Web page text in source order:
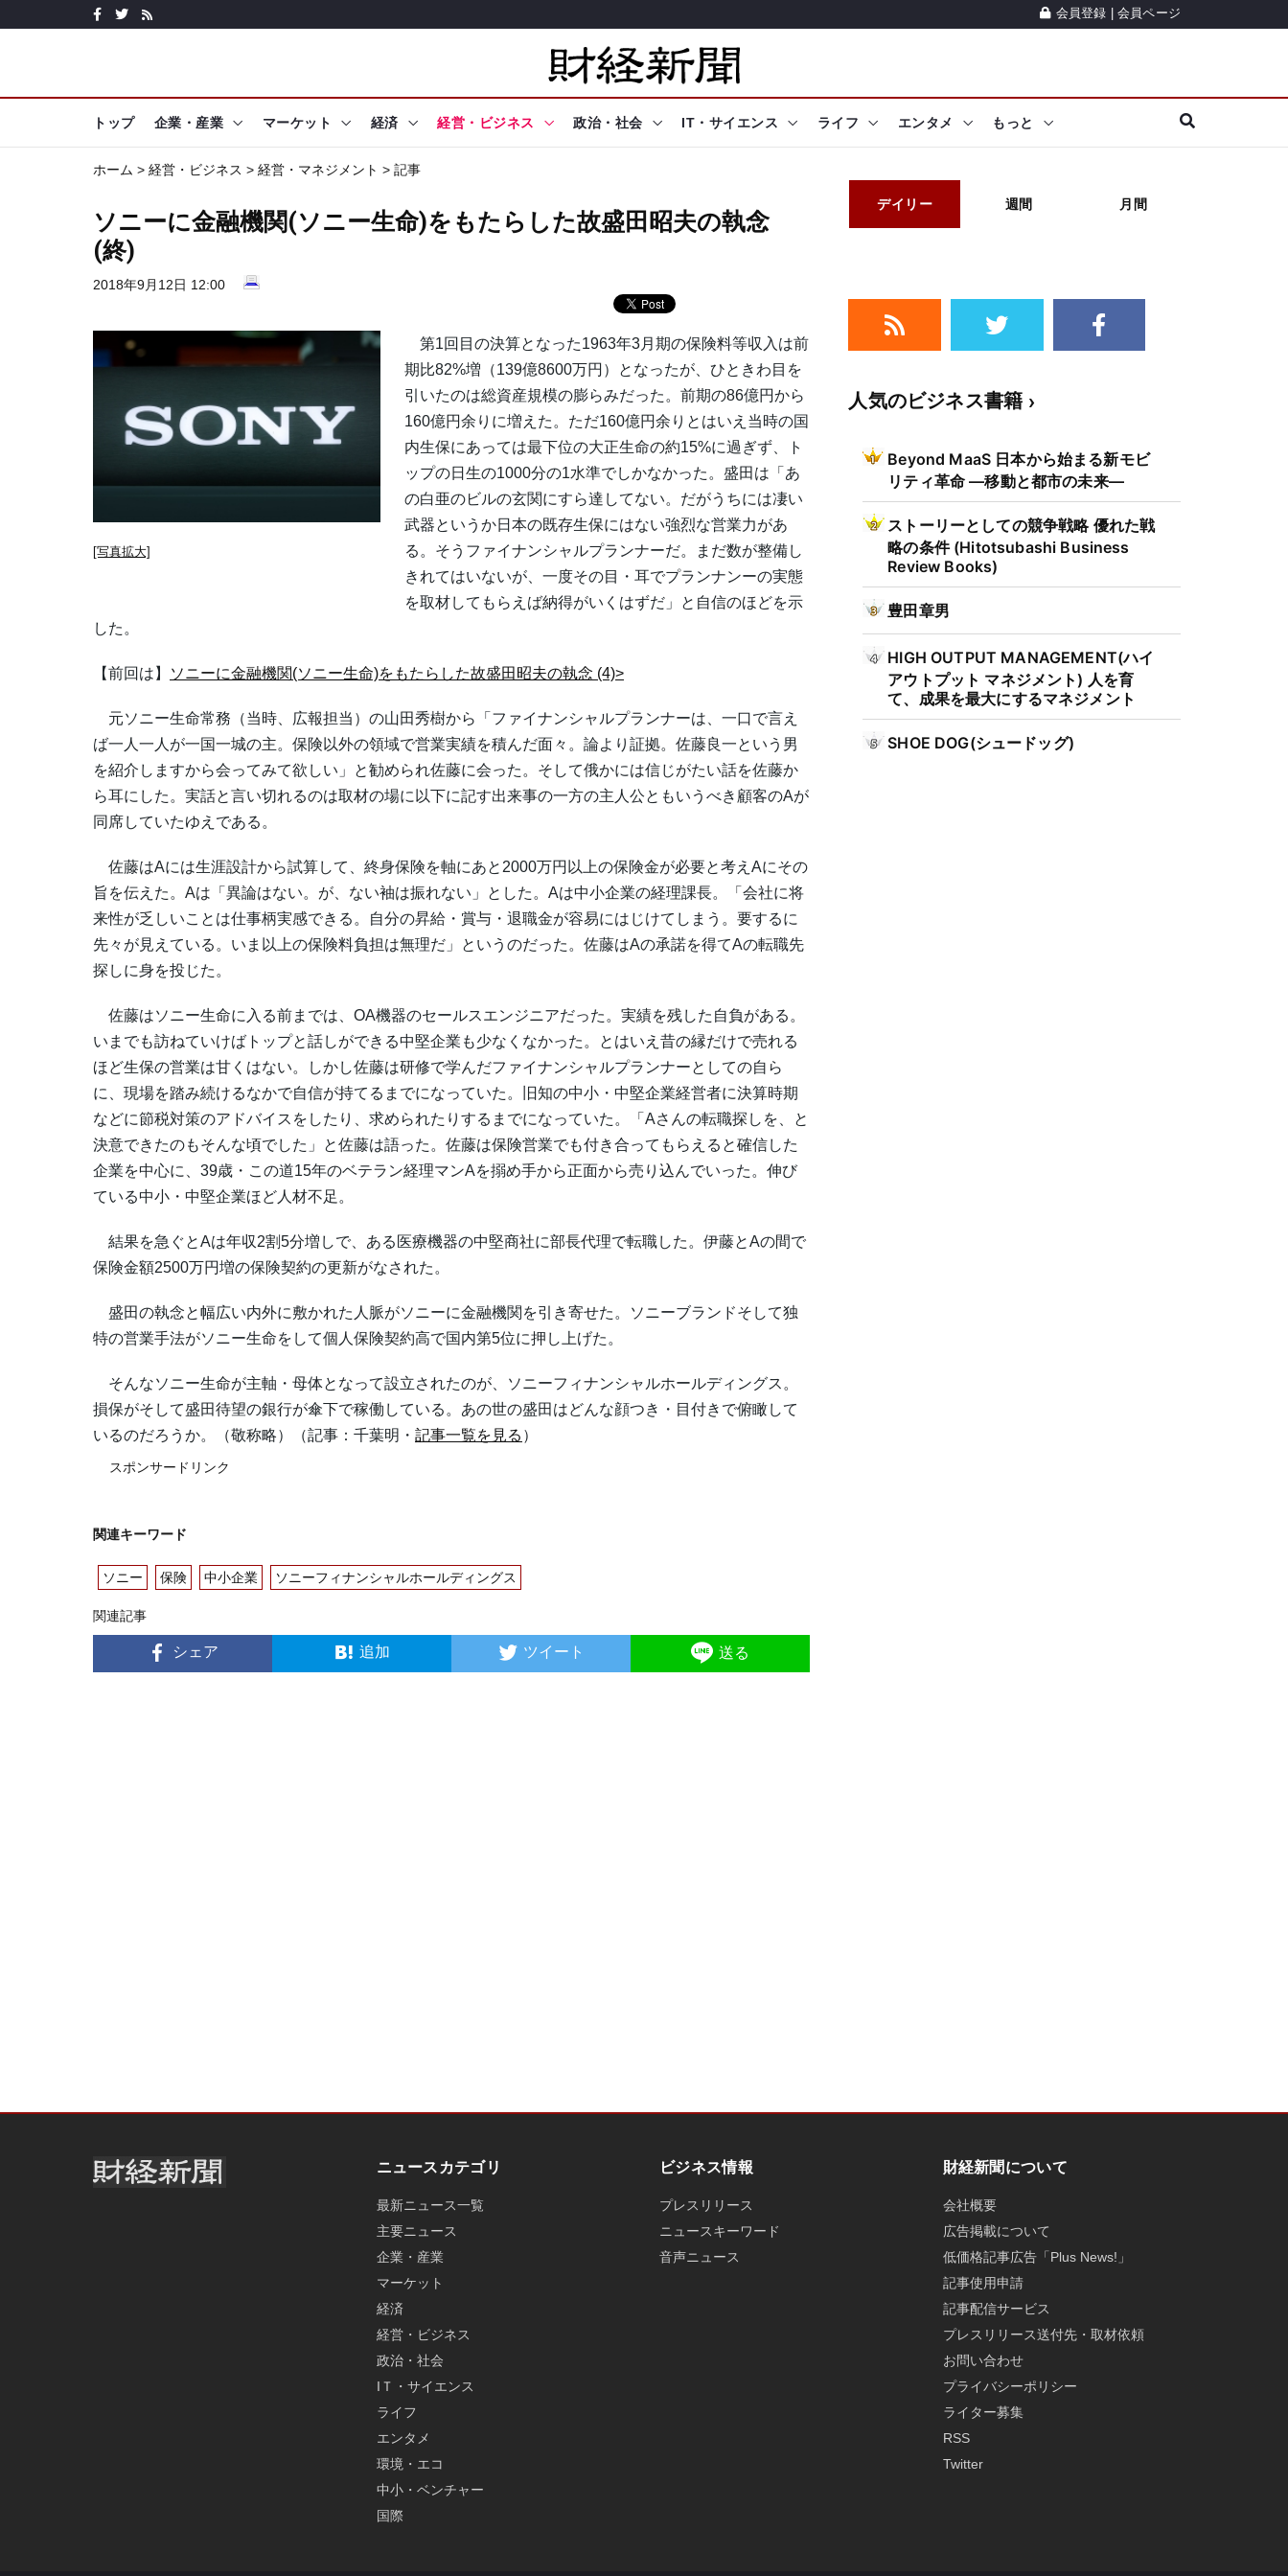
会員登録 会員ページ
トップ 企業・産業 マーケット 経済 経営・ビジネス 政治・社会 IT・サイエンス ライフ エンタメ もっと
ホーム > 経営・ビジネス > 経営・マネジメント > 記事
ソニーに金融機関(ソニー生命)をもたらした故盛田昭夫の執念
(終)
2018年9月12日 12:00
[写真拡大]
第1回目の決算となった1963年3月期の保険料等収入は前
期比82%増（139億8600万円）となったが、ひときわ目を
引いたのは総資産規模の膨らみだった。前期の86億円から
160億円余りに増えた。ただ160億円余りとはいえ当時の国
内生保にあっては最下位の大正生命の約15%に過ぎず、ト
ップの日生の1000分の1水準でしかなかった。盛田は「あ
の白亜のビルの玄関にすら達してない。だがうちには凄い
武器というか日本の既存生保にはない強烈な営業力があ
る。そうファイナンシャルプランナーだ。まだ数が整備し
きれてはいないが、一度その目・耳でプランナンーの実態
を取材してもらえば納得がいくはずだ」と自信のほどを示
した。
【前回は】 ソニーに金融機関(ソニー生命)をもたらした故盛田昭夫の執念 (4)>
元ソニー生命常務（当時、広報担当）の山田秀樹から「ファイナンシャルプランナーは、一口で言え
ば一人一人が一国一城の主。保険以外の領域で営業実績を積んだ面々。論より証拠。佐藤良一という男
を紹介しますから会ってみて欲しい」と勧められ佐藤に会った。そして俄かには信じがたい話を佐藤か
ら耳にした。実話と言い切れるのは取材の場に以下に記す出来事の一方の主人公ともいうべき顧客のAが
同席していたゆえである。
佐藤はAには生涯設計から試算して、終身保険を軸にあと2000万円以上の保険金が必要と考えAにその
旨を伝えた。Aは「異論はない。が、ない袖は振れない」とした。Aは中小企業の経理課長。「会社に将
来性が乏しいことは仕事柄実感できる。自分の昇給・賞与・退職金が容易にはじけてしまう。要するに
先々が見えている。いま以上の保険料負担は無理だ」というのだった。佐藤はAの承諾を得てAの転職先
探しに身を投じた。
佐藤はソニー生命に入る前までは、OA機器のセールスエンジニアだった。実績を残した自負がある。
いまでも訪ねていけばトップと話しができる中堅企業も少なくなかった。とはいえ昔の縁だけで売れる
ほど生保の営業は甘くはない。しかし佐藤は研修で学んだファイナンシャルプランナーとしての自ら
に、現場を踏み続けるなかで自信が持てるまでになっていた。旧知の中小・中堅企業経営者に決算時期
などに節税対策のアドバイスをしたり、求められたりするまでになっていた。「Aさんの転職探しを、と
決意できたのもそんな頃でした」と佐藤は語った。佐藤は保険営業でも付き合ってもらえると確信した
企業を中心に、39歳・この道15年のベテラン経理マンAを搦め手から正面から売り込んでいった。伸び
ている中小・中堅企業ほど人材不足。
結果を急ぐとAは年収2割5分増しで、ある医療機器の中堅商社に部長代理で転職した。伊藤とAの間で
保険金額2500万円増の保険契約の更新がなされた。
盛田の執念と幅広い内外に敷かれた人脈がソニーに金融機関を引き寄せた。ソニーブランドそして独
特の営業手法がソニー生命をして個人保険契約高で国内第5位に押し上げた。
そんなソニー生命が主軸・母体となって設立されたのが、ソニーフィナンシャルホールディングス。
損保がそして盛田待望の銀行が傘下で稼働している。あの世の盛田はどんな顔つき・目付きで俯瞰して
いるのだろうか。（敬称略）（記事：千葉明・ 記事一覧を見る ）
スポンサードリンク
関連キーワード
ソニー 保険 中小企業 ソニーフィナンシャルホールディングス
関連記事
シェア 追加 ツイート 送る
デイリー 週間 月間
人気のビジネス書籍
Beyond MaaS 日本から始まる新モビ
リティ革命 ―移動と都市の未来―
ストーリーとしての競争戦略 優れた戦
略の条件 (Hitotsubashi Business
Review Books)
豊田章男
HIGH OUTPUT MANAGEMENT(ハイ
アウトプット マネジメント) 人を育
て、成果を最大にするマネジメント
SHOE DOG(シュードッグ)
ニュースカテゴリ
最新ニュース一覧
主要ニュース
企業・産業
マーケット
経済
経営・ビジネス
政治・社会
IＴ・サイエンス
ライフ
エンタメ
環境・エコ
中小・ベンチャー
国際
ビジネス情報
プレスリリース
ニュースキーワード
音声ニュース
財経新聞について
会社概要
広告掲載について
低価格記事広告「Plus News!」
記事使用申請
記事配信サービス
プレスリリース送付先・取材依頼
お問い合わせ
プライバシーポリシー
ライター募集
RSS
Twitter